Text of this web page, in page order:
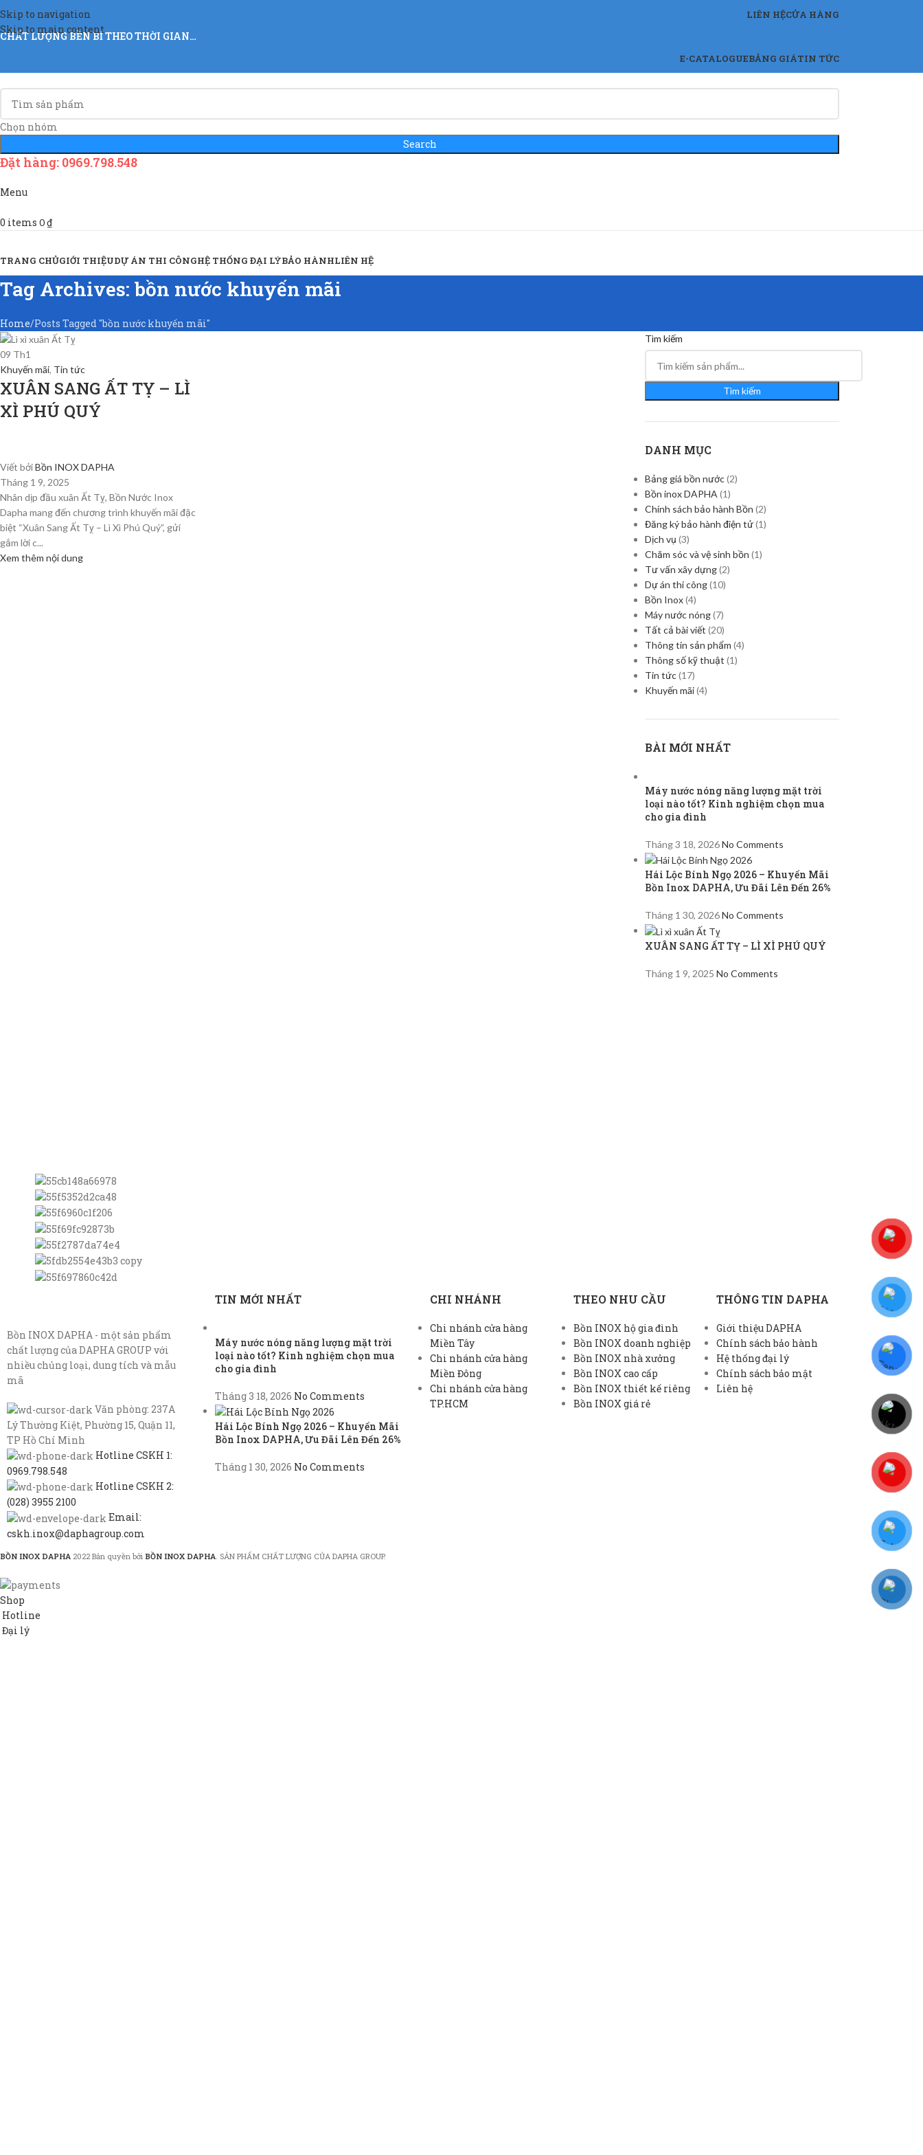
Skip to navigation
Skip to main content
LIÊN HỆCỬA HÀNG
CHẤT LƯỢNG BỀN BỈ THEO THỜI GIAN…
E-CATALOGUEBẢNG GIÁTIN TỨC
Chọn nhóm
Search
Đặt hàng: 0969.798.548
Menu
0 items 0₫
TRANG CHỦGIỚI THIỆUDỰ ÁN THI CÔNGHỆ THỐNG ĐẠI LÝBẢO HÀNHLIÊN HỆ
Tag Archives: bồn nước khuyến mãi
Home Posts Tagged "bồn nước khuyến mãi"
09 Th1
Khuyến mãi, Tin tức
XUÂN SANG ẤT TỴ – LÌ
XÌ PHÚ QUÝ
Viết bởiBồn INOX DAPHA
Tháng 1 9, 2025
Nhân dịp đầu xuân Ất Tỵ, Bồn Nước Inox
Dapha mang đến chương trình khuyến mãi đặc
biệt “Xuân Sang Ất Tỵ – Lì Xì Phú Quý”, gửi
gắm lời c...
Xem thêm nội dung
Tìm kiếm
Tìm kiếm
DANH MỤC
Bảng giá bồn nước(2)
Bồn inox DAPHA (1)
Chính sách bảo hành Bồn (2)
Đăng ký bảo hành điện tử(1)
Dịch vụ (3)
Chăm sóc và vệ sinh bồn (1)
Tư vấn xây dựng(2)
Dự án thi công(10)
Bồn Inox(4)
Máy nước nóng(7)
Tất cả bài viết (20)
Thông tin sản phẩm (4)
Thông số kỹ thuật (1)
Tin tức(17)
Khuyến mãi(4)
BÀI MỚI NHẤT
Máy nước nóng năng lượng mặt trời
loại nào tốt? Kinh nghiệm chọn mua
cho gia đình
Tháng 3 18, 2026No Comments
Hái Lộc Bính Ngọ 2026 – Khuyến Mãi
Bồn Inox DAPHA, Ưu Đãi Lên Đến 26%
Tháng 1 30, 2026No Comments
XUÂN SANG ẤT TỴ – LÌ XÌ PHÚ QUÝ
Tháng 1 9, 2025 No Comments
Bồn INOX DAPHA - một sản phẩm
chất lượng của DAPHA GROUP với
nhiều chủng loại, dung tích và mẫu
mã
Văn phòng: 237A
Lý Thường Kiệt, Phường 15, Quận 11,
TP Hồ Chí Minh
Hotline CSKH 1:
0969.798.548
Hotline CSKH 2:
(028) 3955 2100
Email:
cskh.inox@daphagroup.com
TIN MỚI NHẤT
Máy nước nóng năng lượng mặt trời
loại nào tốt? Kinh nghiệm chọn mua
cho gia đình
Tháng 3 18, 2026 No Comments
Hái Lộc Bính Ngọ 2026 – Khuyến Mãi
Bồn Inox DAPHA, Ưu Đãi Lên Đến 26%
Tháng 1 30, 2026 No Comments
CHI NHÁNH
Chi nhánh cửa hàng
Miền Tây
Chi nhánh cửa hàng
Miền Đông
Chi nhánh cửa hàng
TP.HCM
THEO NHU CẦU
Bồn INOX hộ gia đình
Bồn INOX doanh nghiệp
Bồn INOX nhà xưởng
Bồn INOX cao cấp
Bồn INOX thiết kế riêng
Bồn INOX giá rẻ
THÔNG TIN DAPHA
Giới thiệu DAPHA
Chính sách bảo hành
Hệ thống đại lý
Chính sách bảo mật
Liên hệ
BỒN INOX DAPHA 2022 Bản quyền bởi BỒN INOX DAPHA . SẢN PHẨM CHẤT LƯỢNG CỦA DAPHA GROUP.
Shop
Hotline
Đại lý